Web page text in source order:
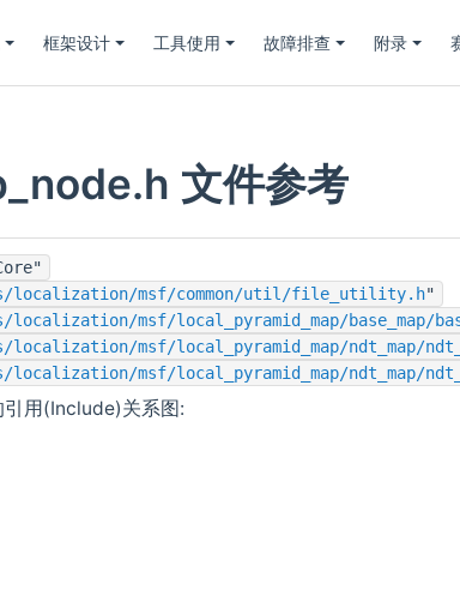
框架设计 工具使用 故障排查 附录
文件参考
localization/msf/common/util/file_utility.h"
localization/msf/local_pyramid_map/base_map/
localization/msf/local_pyramid_map/ndt_map/
localization/msf/local_pyramid_map/ndt_map/
用(Include)关系图: